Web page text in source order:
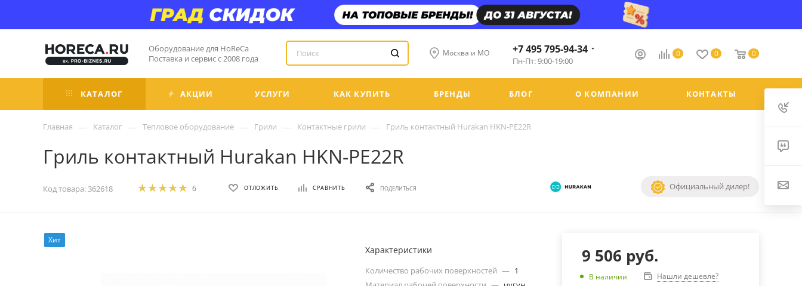
Оборудование для HoReCa
Поставка и сервис с 2008 года
Москва и МО 0 0 0
+7 495 795-94-34
Пн-Пт: 9:00-19:00
КАТАЛОГ АКЦИИ УСЛУГИ КАК КУПИТЬ БРЕНДЫ БЛОГ О КОМПАНИИ КОНТАКТЫ
Главная — Каталог — Тепловое оборудование — Грили — Контактные грили — Гриль контактный Hurakan HKN-PE22R
Гриль контактный Hurakan HKN-PE22R
Код товара: 362618 6 ОТЛОЖИТЬ СРАВНИТЬ ПОДЕЛИТЬСЯ Официальный дилер!
Хит
Характеристики
Количество рабочих поверхностей — 1
9 506 руб.
В наличии Нашли дешевле?